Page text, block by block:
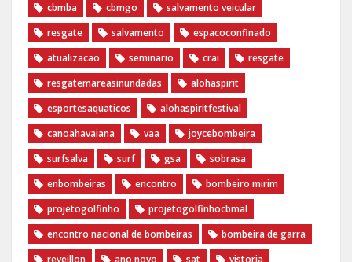
cbmba
cbmgo
salvamento veicular
resgate
salvamento
espacoconfinado
atualizacao
seminario crai
resgate
resgatemareasinundadas
alohaspirit
esportesaquaticos
alohaspiritfestival
canoahavaiana
vaa
joycebombeira
surfsalva
surf gsa
sobrasa
enbombeiras
encontro
bombeiro mirim
projetogolfinho
projetogolfinhocbmal
encontro nacional de bombeiras
bombeira de garra
reveillon
ano novo sat vistoria